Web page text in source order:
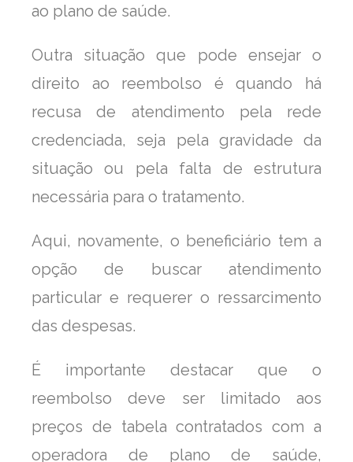
ao plano de saúde.
Outra situação que pode ensejar o
direito ao reembolso é quando há
recusa de atendimento pela rede
credenciada, seja pela gravidade da
situação ou pela falta de estrutura
necessária para o tratamento.
Aqui, novamente, o beneficiário tem a
opção de buscar atendimento
particular e requerer o ressarcimento
das despesas.
É importante destacar que o
reembolso deve ser limitado aos
preços de tabela contratados com a
operadora de plano de saúde,